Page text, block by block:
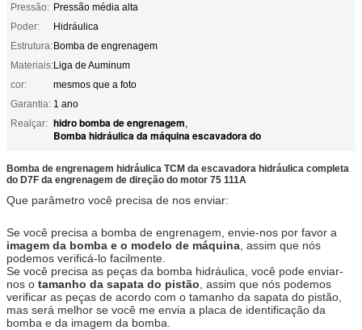
Pressão: Pressão média alta
Poder:
Hidráulica
Estrutura:Bomba de engrenagem
Materiais:Liga de Auminum
cor:
mesmos que a foto
Garantia: 1 ano
Realçar: hidro bomba de engrenagem,
Bomba hidráulica da máquina escavadora do
Bomba de engrenagem hidráulica TCM da escavadora hidráulica completa
do D7F da engrenagem de direção do motor 75 111A
Que parâmetro você precisa de nos enviar:
Se você precisa a bomba de engrenagem, envie-nos por favor a
imagem da bomba e o modelo de máquina , assim que nós
podemos verificá-lo facilmente.
Se você precisa as peças da bomba hidráulica, você pode enviar-
nos o tamanho da sapata do pistão , assim que nós podemos
verificar as peças de acordo com o tamanho da sapata do pistão,
mas será melhor se você me envia a placa de identificação da
bomba e da imagem da bomba.